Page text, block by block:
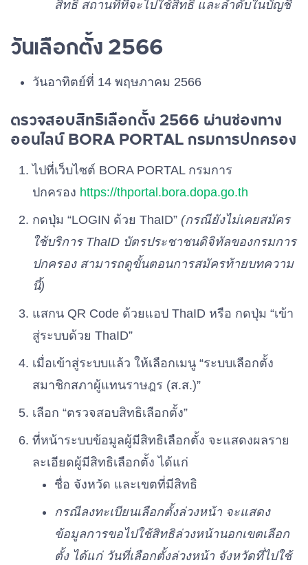
เบอร์ 30 พรรคทางเลือกใหม่
เบอร์ 31 พรรคก้าวไกล
เบอร์ 32 พรรคไทยสร้างไทย
เบอร์ 33 พรรคไทยเป็นหนึ่ง
เบอร์ 35
เบอร์ 36 พรรคเพื่อชาติไทย
เบอร์ 37 พรรคพลังประชารัฐ
เบอร์ 38 พรรคเพื่อไทรวมพลัง
สิทธิ สถานที่ที่จะไปใช้สิทธิ และลำดับในบัญชี
วันเลือกตั้ง 2566
วันอาทิตย์ที่ 14 พฤษภาคม 2566
ตรวจสอบสิทธิเลือกตั้ง 2566 ผ่านช่องทาง
ออนไลน์ BORA PORTAL กรมการปกครอง
ไปที่เว็บไซต์ BORA PORTAL กรมการ
ปกครอง https://thportal.bora.dopa.go.th
กดปุ่ม “LOGIN ด้วย ThaID” (กรณียังไม่เคยสมัคร
ใช้บริการ ThaID บัตรประชาชนดิจิทัลของกรมการ
ปกครอง สามารถดูขั้นตอนการสมัครท้ายบทความ
นี้)
แสกน QR Code ด้วยแอป ThaID หรือ กดปุ่ม “เข้า
สู่ระบบด้วย ThaID”
เมื่อเข้าสู่ระบบแล้ว ให้เลือกเมนู “ระบบเลือกตั้ง
สมาชิกสภาผู้แทนราษฎร (ส.ส.)”
เลือก “ตรวจสอบสิทธิเลือกตั้ง”
ที่หน้าระบบข้อมูลผู้มีสิทธิเลือกตั้ง จะแสดงผลราย
ละเอียดผู้มีสิทธิเลือกตั้ง ได้แก่
ชื่อ จังหวัด และเขตที่มีสิทธิ
กรณีลงทะเบียนเลือกตั้งล่วงหน้า จะแสดง
ข้อมูลการขอไปใช้สิทธิล่วงหน้านอกเขตเลือก
ตั้ง ได้แก่ วันที่เลือกตั้งล่วงหน้า จังหวัดที่ไปใช้